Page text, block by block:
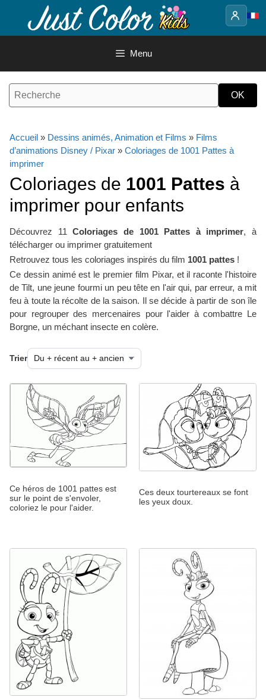
contenu
Menu
Accueil » Dessins animés, Animation et Films » Films
d’animations Disney / Pixar » Coloriages de 1001 Pattes à
imprimer
Coloriages de 1001 Pattes à
imprimer pour enfants
Découvrez 11Coloriages de 1001 Pattes à imprimer, à
télécharger ou imprimer gratuitement
Retrouvez tous les coloriages inspirés du film 1001 pattes !
Ce dessin animé est le premier film Pixar, et il raconte l'histoire
de Tilt, une jeune fourmi un peu tête en l'air qui, par erreur, a mit
feu à toute la récolte de la saison. Il se décide à partir de son île
pour regrouper des mercenaires pour l'aider à combattre Le
Borgne, un méchant insecte en colère.
Trier
Ce héros de 1001 pattes est
sur le point de s'envoler,
coloriez le pour l'aider.
Ces deux tourtereaux se font
les yeux doux.